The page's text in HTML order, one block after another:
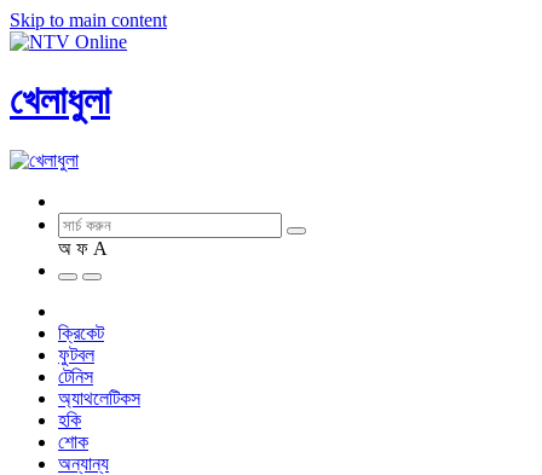
Skip to main content
খেলাধুলা
অ ফ A
ক্রিকেট
ফুটবল
টেনিস
অ্যাথলেটিকস
হকি
শোক
অন্যান্য